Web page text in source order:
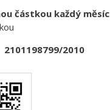
částkou každý měsíc
2101198799/2010